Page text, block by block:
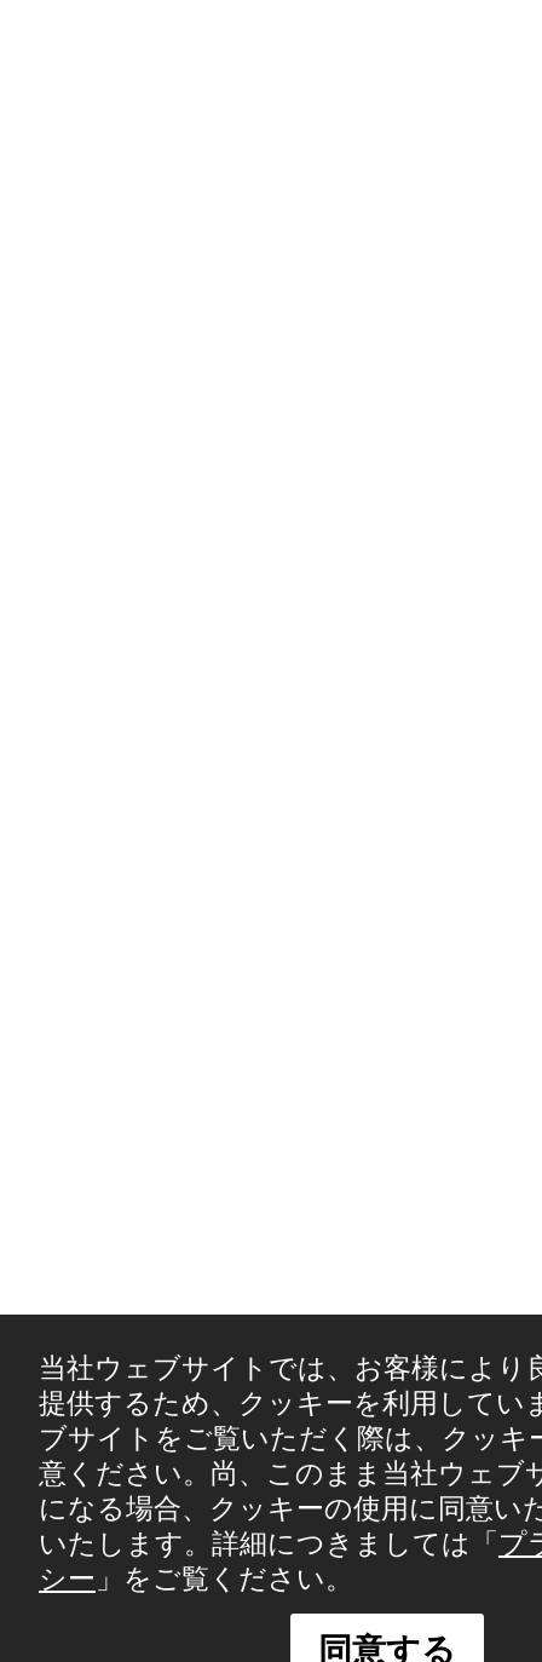
当社ウェブサイトでは、お客様により
提供するため、クッキーを利用してい
ブサイトをご覧いただく際は、クッキ
意ください。尚、このまま当社ウェブ
になる場合、クッキーの使用に同意い
いたします。詳細につきましては「プ
シー 」をご覧ください。
同意する